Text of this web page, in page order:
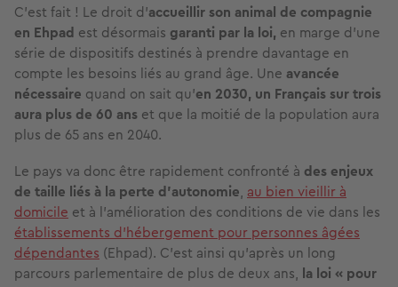
C’est fait ! Le droit d'accueillir son animal de compagnie
en Ehpad est désormais garanti par la loi, en marge d’une
série de dispositifs destinés à prendre davantage en
compte les besoins liés au grand âge. Une avancée
nécessaire quand on sait qu’en 2030, un Français sur trois
aura plus de 60 ans et que la moitié de la population aura
plus de 65 ans en 2040.
Le pays va donc être rapidement confronté à des enjeux
de taille liés à la perte d’autonomie, au bien vieillir à
domicile et à l’amélioration des conditions de vie dans les
établissements d’hébergement pour personnes âgées
dépendantes (Ehpad). C’est ainsi qu'après un long
parcours parlementaire de plus de deux ans, la loi « pour